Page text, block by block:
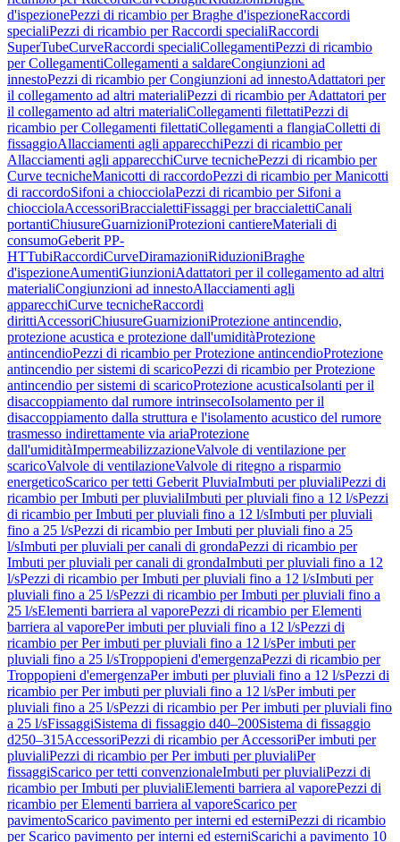
d'ispezionePezzi di ricambio per Braghe d'ispezioneRaccordi
specialiPezzi di ricambio per Raccordi specialiRaccordi
SuperTubeCurveRaccordi specialiCollegamentiPezzi di ricambio
per CollegamentiCollegamenti a saldareCongiunzioni ad
innestoPezzi di ricambio per Congiunzioni ad innestoAdattatori per
il collegamento ad altri materialiPezzi di ricambio per Adattatori per
il collegamento ad altri materialiCollegamenti filettatiPezzi di
ricambio per Collegamenti filettatiCollegamenti a flangiaColletti di
fissaggioAllacciamenti agli apparecchiPezzi di ricambio per
Allacciamenti agli apparecchiCurve tecnichePezzi di ricambio per
Curve tecnicheManicotti di raccordoPezzi di ricambio per Manicotti
di raccordoSifoni a chiocciolaPezzi di ricambio per Sifoni a
chiocciolaAccessoriBraccialettiFissaggi per braccialettiCanali
portantiChiusureGuarnizioniProtezioni cantiereMateriali di
consumoGeberit PP-
HTTubiRaccordiCurveDiramazioniRiduzioniBraghe
d'ispezioneAumentiGiunzioniAdattatori per il collegamento ad altri
materialiCongiunzioni ad innestoAllacciamenti agli
apparecchiCurve tecnicheRaccordi
dirittiAccessoriChiusureGuarnizioniProtezione antincendio,
protezione acustica e protezione dall'umiditàProtezione
antincendioPezzi di ricambio per Protezione antincendioProtezione
antincendio per sistemi di scaricoPezzi di ricambio per Protezione
antincendio per sistemi di scaricoProtezione acusticaIsolanti per il
disaccoppiamento dal rumore intrinsecoIsolamento per il
disaccoppiamento dalla struttura e l'isolamento acustico del rumore
trasmesso indirettamente via ariaProtezione
dall'umiditàImpermeabilizzazioneValvole di ventilazione per
scaricoValvole di ventilazioneValvole di ritegno a risparmio
energeticoScarico per tetti Geberit PluviaImbuti per pluvialiPezzi di
ricambio per Imbuti per pluvialiImbuti per pluviali fino a 12 l/sPezzi
di ricambio per Imbuti per pluviali fino a 12 l/sImbuti per pluviali
fino a 25 l/sPezzi di ricambio per Imbuti per pluviali fino a 25
l/sImbuti per pluviali per canali di grondaPezzi di ricambio per
Imbuti per pluviali per canali di grondaImbuti per pluviali fino a 12
l/sPezzi di ricambio per Imbuti per pluviali fino a 12 l/sImbuti per
pluviali fino a 25 l/sPezzi di ricambio per Imbuti per pluviali fino a
25 l/sElementi barriera al vaporePezzi di ricambio per Elementi
barriera al vaporePer imbuti per pluviali fino a 12 l/sPezzi di
ricambio per Per imbuti per pluviali fino a 12 l/sPer imbuti per
pluviali fino a 25 l/sTroppopieni d'emergenzaPezzi di ricambio per
Troppopieni d'emergenzaPer imbuti per pluviali fino a 12 l/sPezzi di
ricambio per Per imbuti per pluviali fino a 12 l/sPer imbuti per
pluviali fino a 25 l/sPezzi di ricambio per Per imbuti per pluviali fino
a 25 l/sFissaggiSistema di fissaggio d40–200Sistema di fissaggio
d250–315AccessoriPezzi di ricambio per AccessoriPer imbuti per
pluvialiPezzi di ricambio per Per imbuti per pluvialiPer
fissaggiScarico per tetti convenzionaleImbuti per pluvialiPezzi di
ricambio per Imbuti per pluvialiElementi barriera al vaporePezzi di
ricambio per Elementi barriera al vaporeScarico per
pavimentoScarico pavimento per interni ed esterniPezzi di ricambio
per Scarico pavimento per interni ed esterniScarichi a pavimento 10